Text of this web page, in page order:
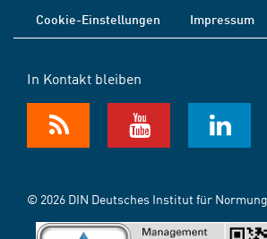
Cookie-Einstellungen
Impressum
In Kontakt bleiben
© 2026 DIN Deutsches Institut für Normung